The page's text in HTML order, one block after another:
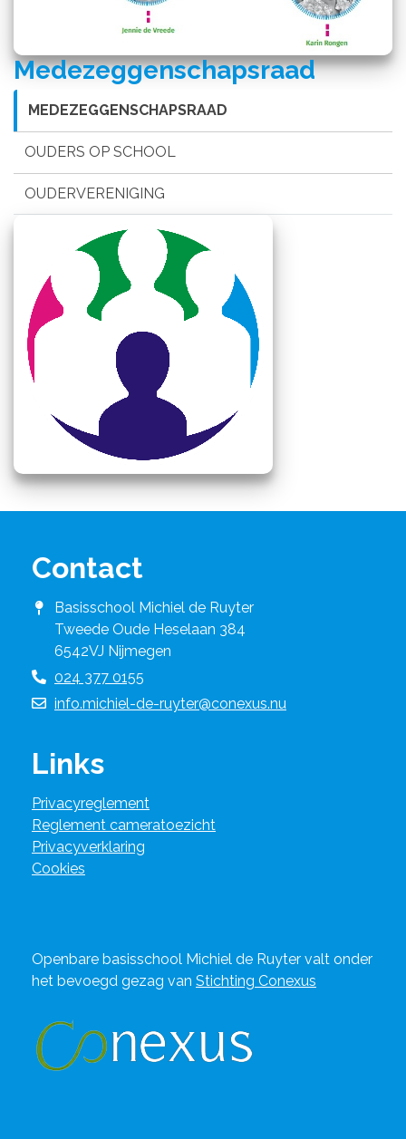
Medezeggenschapsraad
MEDEZEGGENSCHAPSRAAD
OUDERS OP SCHOOL
OUDERVERENIGING
Contact
Basisschool Michiel de Ruyter
Tweede Oude Heselaan 384
6542VJ Nijmegen
024 377 0155
info.michiel-de-ruyter@conexus.nu
Links
Privacyreglement
Reglement cameratoezicht
Privacyverklaring
Cookies
Openbare basisschool Michiel de Ruyter valt onder
het bevoegd gezag van Stichting Conexus